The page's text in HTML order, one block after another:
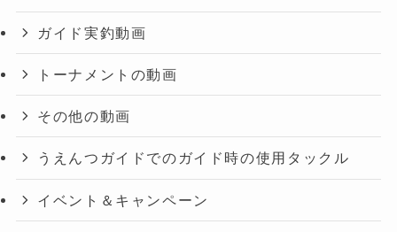
ガイド実釣動画
トーナメントの動画
その他の動画
うえんつガイドでのガイド時の使用タックル
イベント＆キャンペーン